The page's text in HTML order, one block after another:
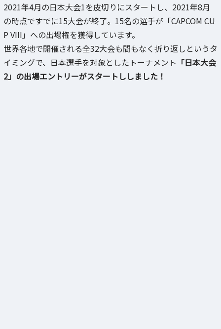
2021年4月の日本大会1を皮切りにスタートし、2021年8月
の時点ですでに15大会が終了。15名の選手が「CAPCOM CU
P VIII」への出場権を獲得しています。
世界各地で開催される全32⼤会も間もなく折り返しというタ
イミングで、日本選手を対象としたトーナメント 「日本大会
2」の出場エントリーがスタートししました！